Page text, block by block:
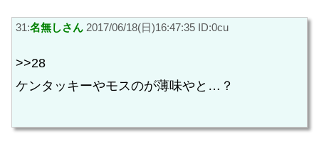
31:名無しさん 2017/06/18(日)16:47:35 ID:0cu
>>28
ケンタッキーやモスのが薄味やと…？